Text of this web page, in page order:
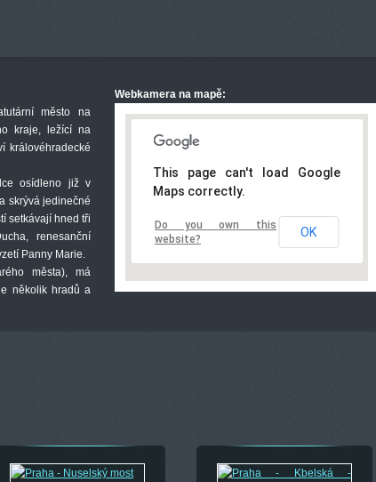
město na
kraje, ležící na
královéhradecké
osídleno již v
skrývá jedinečné
setkávají hned tři
renesanční
Panny Marie.
města), má
několik hradů a
Webkamera na mapě:
This page can't load Google
Maps correctly.
Do you own this
website?
OK